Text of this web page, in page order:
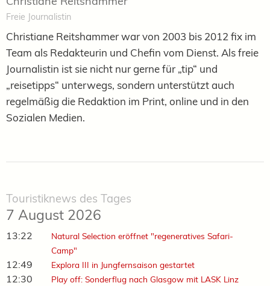
Freie Journalistin
Christiane Reitshammer war von 2003 bis 2012 fix im
Team als Redakteurin und Chefin vom Dienst. Als freie
Journalistin ist sie nicht nur gerne für „tip“ und
„reisetipps“ unterwegs, sondern unterstützt auch
regelmäßig die Redaktion im Print, online und in den
Sozialen Medien.
Touristiknews des Tages
7 August 2026
13:22
Natural Selection eröffnet "regeneratives Safari-
Camp"
12:49 Explora III in Jungfernsaison gestartet
12:30 Play off: Sonderflug nach Glasgow mit LASK Linz